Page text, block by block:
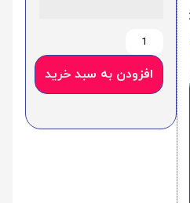
افزودن به سبد خرید